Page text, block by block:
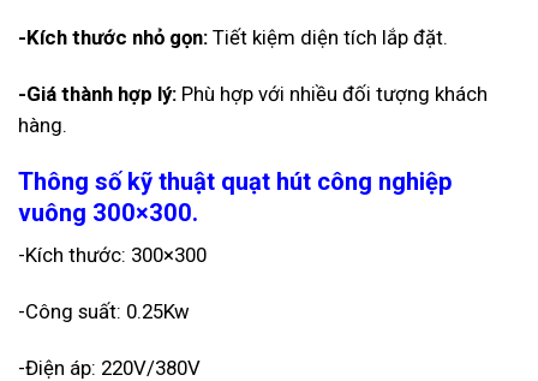
-Kích thước nhỏ gọn: Tiết kiệm diện tích lắp đặt.
-Giá thành hợp lý: Phù hợp với nhiều đối tượng khách
hàng.
Thông số kỹ thuật quạt hút công nghiệp
vuông 300×300.
-Kích thước: 300×300
-Công suất: 0.25Kw
-Điện áp: 220V/380V